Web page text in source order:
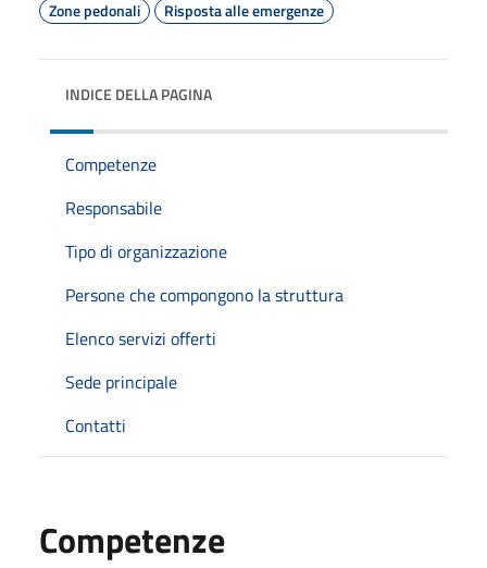
Zone pedonali
Risposta alle emergenze
INDICE DELLA PAGINA
Competenze
Responsabile
Tipo di organizzazione
Persone che compongono la struttura
Elenco servizi offerti
Sede principale
Contatti
Competenze